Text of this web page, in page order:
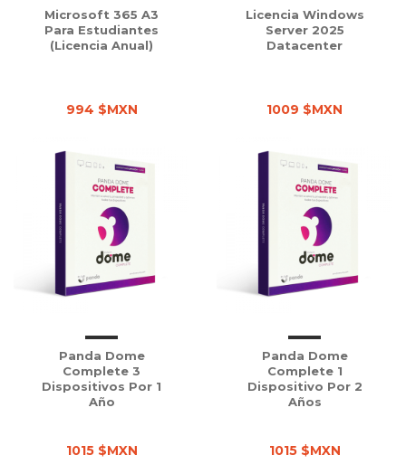
Microsoft 365 A3
Para Estudiantes
(Licencia Anual)
994 $MXN
Licencia Windows
Server 2025
Datacenter
1009 $MXN
Panda Dome
Complete 3
Dispositivos Por 1
Año
1015 $MXN
Panda Dome
Complete 1
Dispositivo Por 2
Años
1015 $MXN